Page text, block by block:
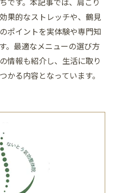
果的なストレッチや、鶴見
ポイントを実体験や専門知
。最適なメニューの選び方
情報も紹介し、生活に取り
かる内容となっています。